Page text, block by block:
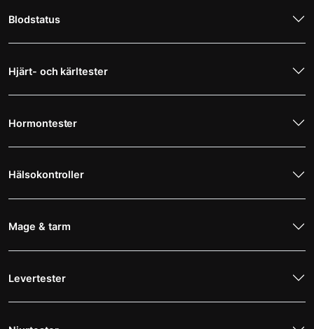
Blodstatus
Hjärt- och kärltester
Hormontester
Hälsokontroller
Mage & tarm
Levertester